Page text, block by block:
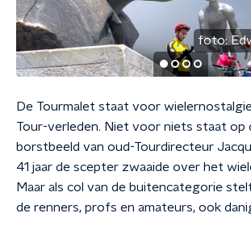
foto:
De Tourmalet staat voor
Tour-verleden. Niet voor niets staat op
borstbeeld van oud-Tourdirecteur
41 jaar de scepter zwaaide over het
Maar als col van de buitencategorie
de renners, profs en amateurs, ook